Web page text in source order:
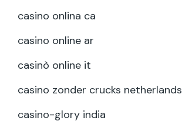
casino onlina ca
casino online ar
casinò online it
casino zonder crucks netherlands
casino-glory india